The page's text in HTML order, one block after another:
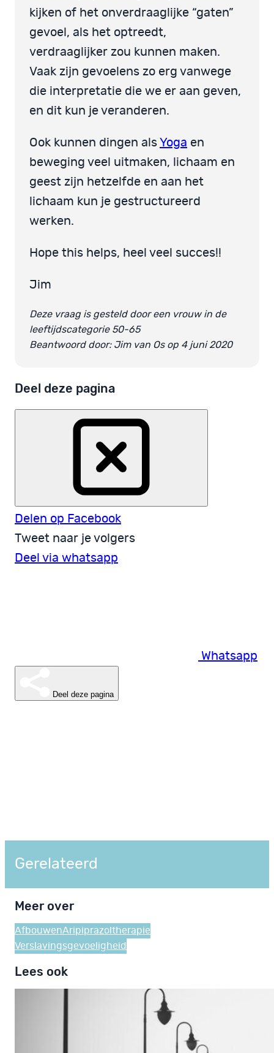
kijken of het onverdraaglijke “gaten”
gevoel, als het optreedt,
verdraaglijker zou kunnen maken.
Vaak zijn gevoelens zo erg vanwege
die interpretatie die we er aan geven,
en dit kun je veranderen.
Ook kunnen dingen als Yoga en
beweging veel uitmaken, lichaam en
geest zijn hetzelfde en aan het
lichaam kun je gestructureerd
werken.
Hope this helps, heel veel succes!!
Jim
Deze vraag is gesteld door een vrouw in de
leeftijdscategorie 50-65
Beantwoord door: Jim van Os op 4 juni 2020
Deel deze pagina
Delen op Facebook
Tweet naar je volgers
Deel via whatsapp
Whatsapp
Deel deze pagina
Gerelateerd
Meer over
AfbouwenAripiprazol therapie
Verslavingsgevoeligheid
Lees ook